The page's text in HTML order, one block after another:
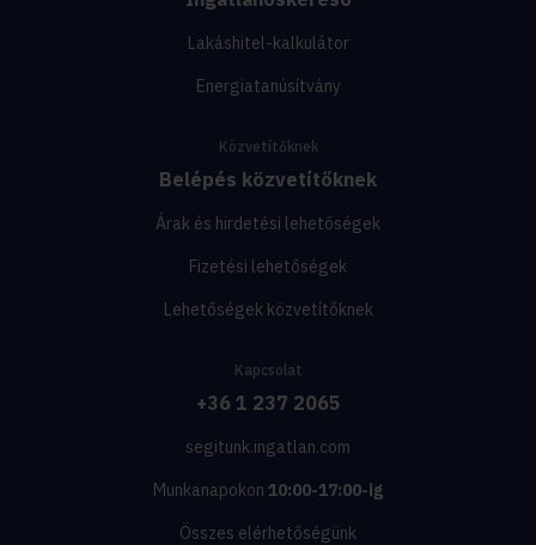
Lakáshitel-kalkulátor
Energiatanúsítvány
Közvetítőknek
Belépés közvetítőknek
Árak és hirdetési lehetőségek
Fizetési lehetőségek
Lehetőségek közvetítőknek
Kapcsolat
+36 1 237 2065
segitunk.ingatlan.com
Munkanapokon 10:00-17:00-ig
Összes elérhetőségünk